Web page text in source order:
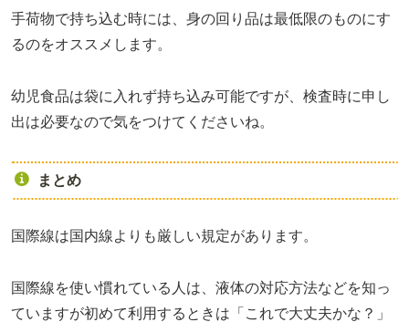
手荷物で持ち込む時には、身の回り品は最低限のものにす
るのをオススメします。
幼児食品は袋に入れず持ち込み可能ですが、検査時に申し
出は必要なので気をつけてくださいね。
まとめ
国際線は国内線よりも厳しい規定があります。
国際線を使い慣れている人は、液体の対応方法などを知っ
ていますが初めて利用するときは「これで大丈夫かな？」